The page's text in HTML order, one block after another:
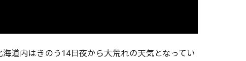
道内はきのう14日夜から大荒れの天気となってい